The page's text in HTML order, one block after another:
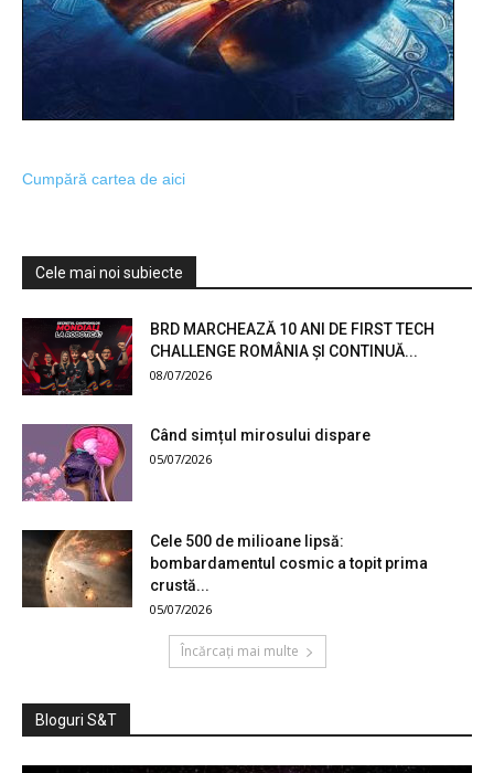
Cumpără cartea de aici
Cele mai noi subiecte
BRD MARCHEAZĂ 10 ANI DE FIRST TECH
CHALLENGE ROMÂNIA ȘI CONTINUĂ...
08/07/2026
Când simțul mirosului dispare
05/07/2026
Cele 500 de milioane lipsă:
bombardamentul cosmic a topit prima
crustă...
05/07/2026
Încărcați mai multe
Bloguri S&T